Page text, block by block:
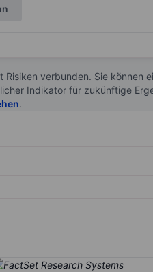
verbunden. Sie können
Indikator für zukünftige
.